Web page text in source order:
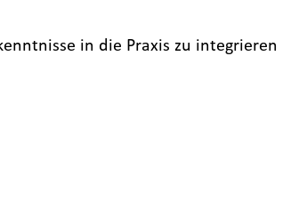
in die Praxis zu integrieren